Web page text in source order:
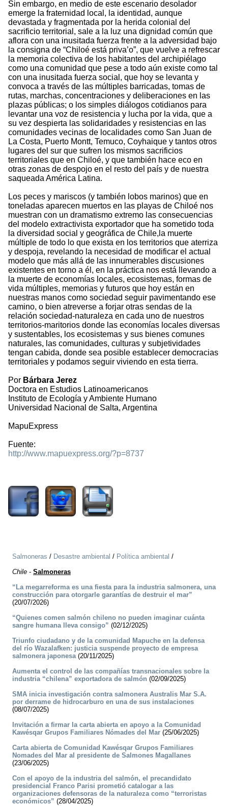
Sin embargo, en medio de este escenario desolador
emerge la fraternidad local, la identidad, aunque
devastada y fragmentada por la herida colonial del
sacrificio territorial, sale a la luz una dignidad común que
aflora con una inusitada fuerza frente a la adversidad bajo
la consigna de “Chiloé está priva’o”, que vuelve a refrescar
la memoria colectiva de los habitantes del archipiélago
como una comunidad que pese a todo aún existe como tal
con una inusitada fuerza social, que hoy se levanta y
convoca a través de las múltiples barricadas, tomas de
rutas, marchas, concentraciones y deliberaciones en las
plazas públicas; o los simples diálogos cotidianos para
levantar una voz de resistencia y lucha por la vida, que a
su vez despierta las solidaridades y resistencias en las
comunidades vecinas de localidades como San Juan de
La Costa, Puerto Montt, Temuco, Coyhaique y tantos otros
lugares del sur que sufren los mismos sacrificios
territoriales que en Chiloé, y que también hace eco en
otras zonas de despojo en el resto del país y de nuestra
saqueada América Latina.
Los peces y mariscos (y también lobos marinos) que en
toneladas aparecen muertos en las playas de Chiloé nos
muestran con un dramatismo extremo las consecuencias
del modelo extractivista exportador que ha sometido toda
la diversidad social y geográfica de Chile,la muerte
múltiple de todo lo que exista en los territorios que aterriza
y despoja, revelando la necesidad de modificar el actual
modelo que más allá de las innumerables discusiones
existentes en torno a él, en la práctica nos está llevando a
la muerte de economías locales, ecosistemas, formas de
vida múltiples, memorias y futuros que hoy están en
nuestras manos como sociedad seguir pavimentando ese
camino, o bien atreverse a forjar otras sendas de la
relación sociedad-naturaleza en cada uno de nuestros
territorios-maritorios donde las economías locales diversas
y sustentables, los ecosistemas y sus bienes comunes
naturales, las comunidades, culturas y subjetividades
tengan cabida, donde sea posible establecer democracias
territoriales y podamos seguir viviendo en esta tierra.
Por Bárbara Jerez
Doctora en Estudios Latinoamericanos
Instituto de Ecología y Ambiente Humano
Universidad Nacional de Salta, Argentina
MapuExpress
Fuente:
http://www.mapuexpress.org/?p=8737
Salmoneras / Desastre ambiental / Política ambiental /
Chile - Salmoneras
“La megarreforma es una fiesta para la industria salmonera, una
construcción para otorgarle garantías de destruir el mar”
(20/07/2026)
“Quienes comen salmón chileno no pueden imaginar cuánta
sangre humana lleva consigo” (02/12/2025)
Triunfo ciudadano y de la comunidad Mapuche en la defensa
del río Wazalafken: justicia suspende proyecto de empresa
salmonera japonesa(20/11/2025)
Aumenta el control de las compañías transnacionales sobre la
industria “chilena” exportadora de salmón (02/09/2025)
SMA inicia investigación contra salmonera Australis Mar S.A.
por derrame de hidrocarburo en una de sus instalaciones
(08/07/2025)
Invitación a firmar la carta abierta en apoyo a la Comunidad
Kawésqar Grupos Familiares Nómades del Mar (25/06/2025)
Carta abierta de Comunidad Kawésqar Grupos Familiares
Nomades del Mar al presidente de Salmones Magallanes
(23/06/2025)
Con el apoyo de la industria del salmón, el precandidato
presidencial Franco Parisi prometió catalogar a las
organizaciones defensoras de la naturaleza como “terroristas
económicos” (28/04/2025)